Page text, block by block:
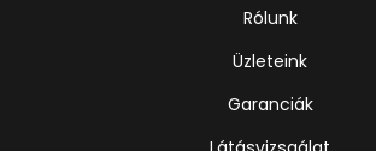
Rólunk
Üzleteink
Garanciák